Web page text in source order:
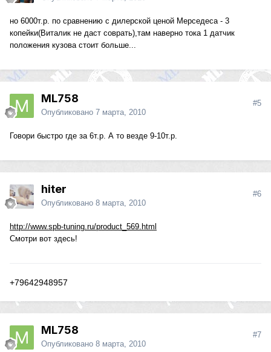
но 6000т.р. по сравнению с дилерской ценой Мерседеса - 3
копейки(Виталик не даст соврать),там наверно тока 1 датчик
положения кузова стоит больше...
ML758
Опубликовано 7 марта, 2010
#5
Говори быстро где за 6т.р. А то везде 9-10т.р.
hiter
Опубликовано 8 марта, 2010
#6
http://www.spb-tuning.ru/product_569.html
Смотри вот здесь!
+79642948957
ML758
Опубликовано 8 марта, 2010
#7